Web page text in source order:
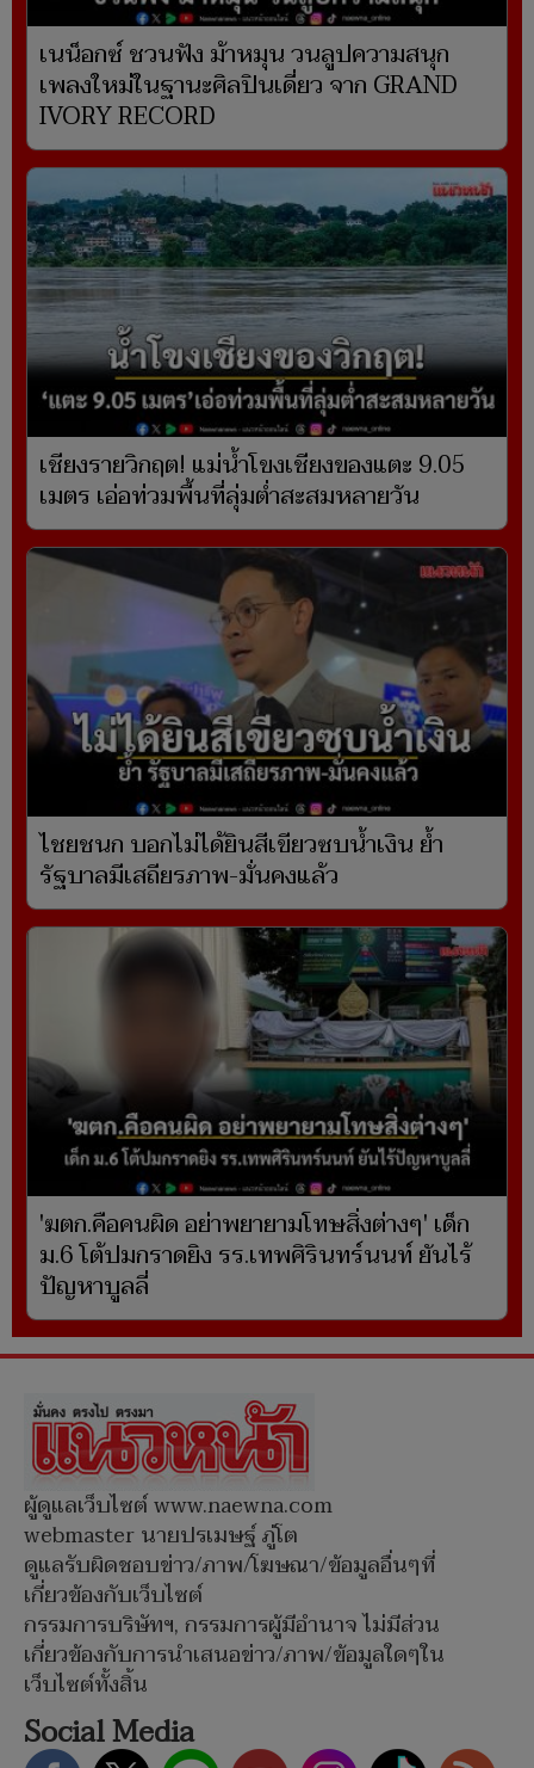
เนน็อกซ์ ชวนฟัง ม้าหมุน วนลูปความสนุก
เพลงใหม่ในฐานะศิลปินเดี่ยว จาก GRAND
IVORY RECORD
เชียงรายวิกฤต! แม่น้ำโขงเชียงของแตะ 9.05
เมตร เอ่อท่วมพื้นที่ลุ่มต่ำสะสมหลายวัน
ไชยชนก บอกไม่ได้ยินสีเขียวซบน้ำเงิน ย้ำ
รัฐบาลมีเสถียรภาพ-มั่นคงแล้ว
'ฆตก.คือคนผิด อย่าพยายามโทษสิ่งต่างๆ' เด็ก
ม.6 โต้ปมกราดยิง รร.เทพศิรินทร์นนท์ ยันไร้
ปัญหาบูลลี่
ผู้ดูแลเว็บไซต์ www.naewna.com
webmaster นายปรเมษฐ์ ภู่โต
ดูแลรับผิดชอบข่าว/ภาพ/โฆษณา/ข้อมูลอื่นๆที่
เกี่ยวข้องกับเว็บไซต์
กรรมการบริษัทฯ, กรรมการผู้มีอำนาจ ไม่มีส่วน
เกี่ยวข้องกับการนำเสนอข่าว/ภาพ/ข้อมูลใดๆใน
เว็บไซต์ทั้งสิ้น
Social Media